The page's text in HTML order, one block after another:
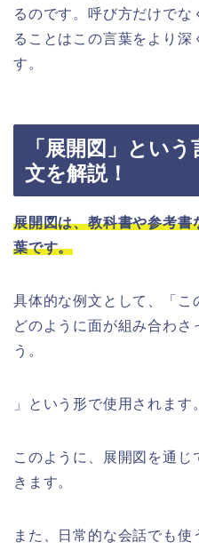
るのです。呼び方だけでな
ることはこの言葉をより深
す。
「展開図」とい
文を解説！
展開図は、教科書や参考書
葉です。
具体的な例文として、「こ
どのように面が組み合わさ
う。
」という形で使用されます。
このように、展開図を通
きます。
また、日常的な会話でも